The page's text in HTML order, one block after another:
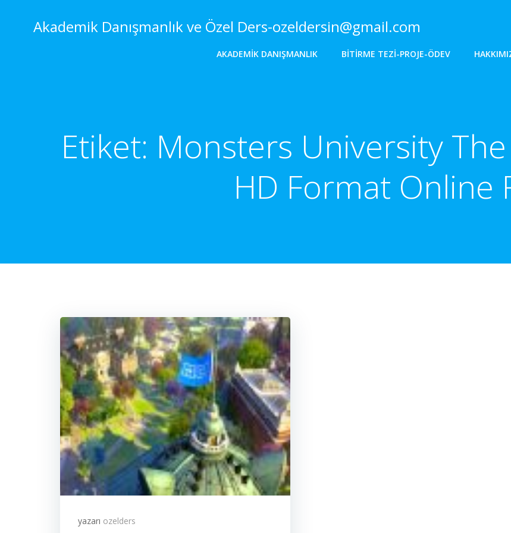
Akademik Danışmanlık ve Özel Ders-ozeldersin@gmail.com
AKADEMIK DANIŞMANLIK BITIRME TEZI-PROJE-ÖDEV
Etiket: Monsters University The
HD Format Online
yazarı ozelders